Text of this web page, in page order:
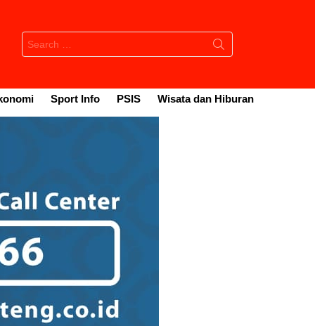
Search
for:
Sport Info PSIS Wisata dan Hiburan